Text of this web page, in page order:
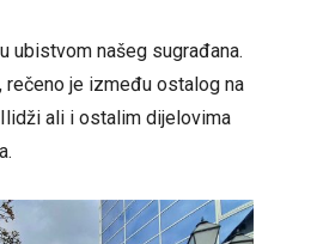
ubistvom našeg sugrađana.
rečeno je između ostalog na
ali i ostalim dijelovima